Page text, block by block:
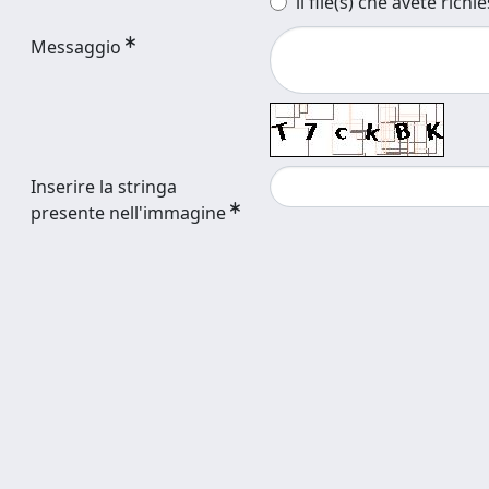
Messaggio
Inserire la stringa
presente nell'immagine